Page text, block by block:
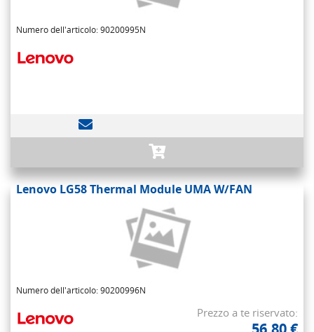
Numero dell'articolo: 90200995N
Lenovo LG58 Thermal Module UMA W/FAN
Numero dell'articolo: 90200996N
Prezzo a te riservato: